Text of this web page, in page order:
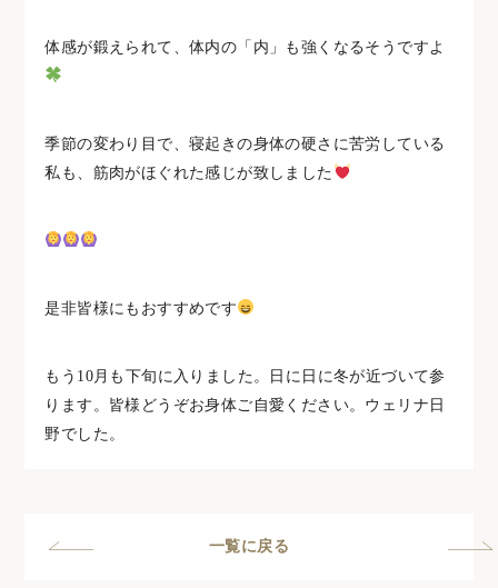
体感が鍛えられて、体内の「内」も強くなるそうですよ
季節の変わり目で、寝起きの身体の硬さに苦労している
私も、筋肉がほぐれた感じが致しました
是非皆様にもおすすめです
もう10月も下旬に入りました。日に日に冬が近づいて参
ります。皆様どうぞお身体ご自愛ください。ウェリナ日
野でした。
一覧に戻る